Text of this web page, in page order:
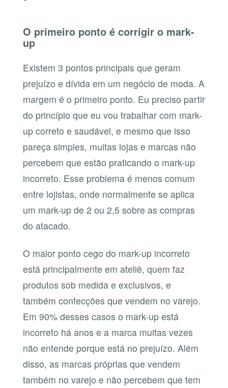
O primeiro ponto é corrigir o mark-
up
Existem 3 pontos principais que geram
prejuízo e dívida em um negócio de moda. A
margem é o primeiro ponto. Eu preciso partir
do princípio que eu vou trabalhar com mark-
up correto e saudável, e mesmo que isso
pareça simples, muitas lojas e marcas não
percebem que estão praticando o mark-up
incorreto. Esse problema é menos comum
entre lojistas, onde normalmente se aplica
um mark-up de 2 ou 2,5 sobre as compras
do atacado.
O maior ponto cego do mark-up incorreto
está principalmente em ateliê, quem faz
produtos sob medida e exclusivos, e
também confecções que vendem no varejo.
Em 90% desses casos o mark-up está
incorreto há anos e a marca muitas vezes
não entende porque está no prejuízo. Além
disso, as marcas próprias que vendem
também no varejo e não percebem que tem